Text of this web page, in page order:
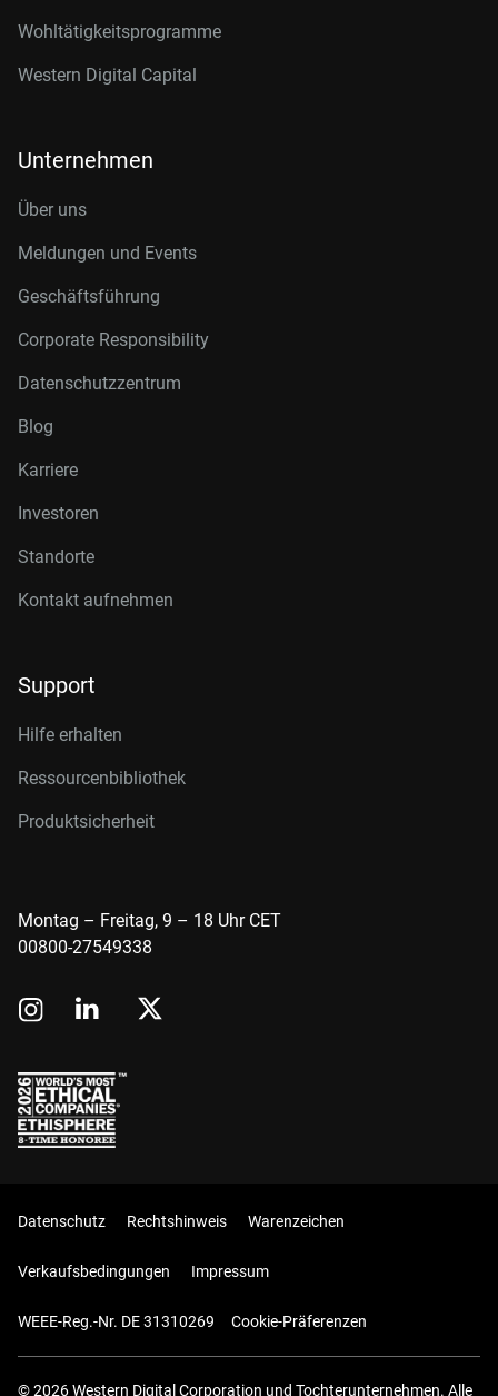
Wohltätigkeitsprogramme
Western Digital Capital
Unternehmen
Über uns
Meldungen und Events
Geschäftsführung
Corporate Responsibility
Datenschutzzentrum
Blog
Karriere
Investoren
Standorte
Kontakt aufnehmen
Support
Hilfe erhalten
Ressourcenbibliothek
Produktsicherheit
Montag – Freitag, 9 – 18 Uhr CET
00800-27549338
Datenschutz Rechtshinweis Warenzeichen
Verkaufsbedingungen Impressum
WEEE-Reg.-Nr. DE 31310269 Cookie-Präferenzen
© 2026 Western Digital Corporation und Tochterunternehmen. Alle